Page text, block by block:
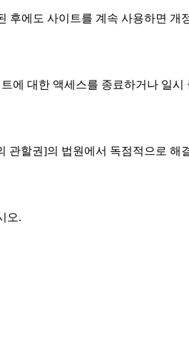
에도 사이트를 계속 사용하면 개
에 대한 액세스를 종료하거나 일
관할권]의 법원에서 독점적으로 해
오.